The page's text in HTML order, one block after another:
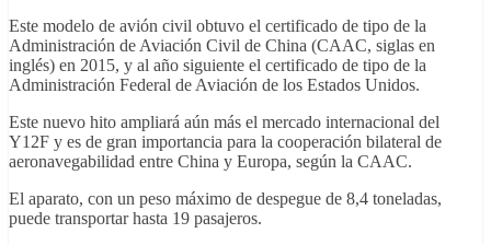
Este modelo de avión civil obtuvo el certificado de tipo de la
Administración de Aviación Civil de China (CAAC, siglas en
inglés) en 2015, y al año siguiente el certificado de tipo de la
Administración Federal de Aviación de los Estados Unidos.
Este nuevo hito ampliará aún más el mercado internacional del
Y12F y es de gran importancia para la cooperación bilateral de
aeronavegabilidad entre China y Europa, según la CAAC.
El aparato, con un peso máximo de despegue de 8,4 toneladas,
puede transportar hasta 19 pasajeros.